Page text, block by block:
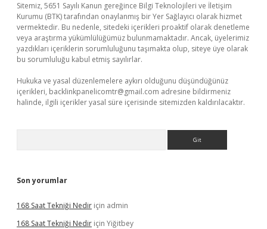
Sitemiz, 5651 Sayılı Kanun gereğince Bilgi Teknolojileri ve İletişim
Kurumu (BTK) tarafından onaylanmış bir Yer Sağlayıcı olarak hizmet
vermektedir. Bu nedenle, sitedeki içerikleri proaktif olarak denetleme
veya araştırma yükümlülüğümüz bulunmamaktadır. Ancak, üyelerimiz
yazdıkları içeriklerin sorumluluğunu taşımakta olup, siteye üye olarak
bu sorumluluğu kabul etmiş sayılırlar.
Hukuka ve yasal düzenlemelere aykırı olduğunu düşündüğünüz
içerikleri, backlinkpanelicomtr@gmail.com adresine bildirmeniz
halinde, ilgili içerikler yasal süre içerisinde sitemizden kaldırılacaktır.
Son yorumlar
168 Saat Tekniği Nedir için admin
168 Saat Tekniği Nedir için Yiğitbey